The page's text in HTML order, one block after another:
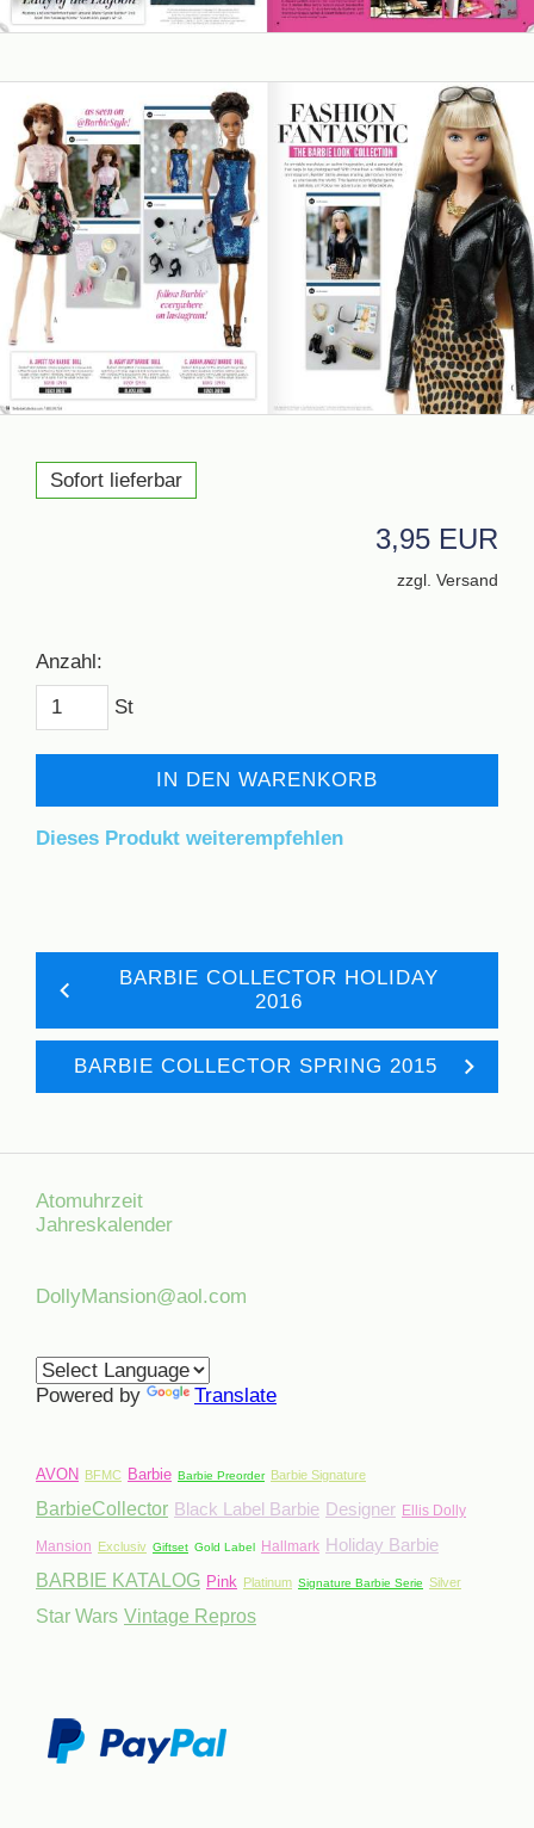
Sofort lieferbar
3,95 EUR
zzgl. Versand
Anzahl:
St
IN DEN WARENKORB
Dieses Produkt weiterempfehlen
BARBIE COLLECTOR HOLIDAY
2016
BARBIE COLLECTOR SPRING 2015
Atomuhrzeit
Jahreskalender
DollyMansion@aol.com
Powered by Translate
AVON BFMC Barbie Barbie Preorder Barbie Signature
BarbieCollector Black Label Barbie Designer Ellis Dolly
Mansion Exclusiv Giftset Gold Label Hallmark Holiday Barbie
BARBIE KATALOG Pink Platinum Signature Barbie Serie Silver
Star Wars Vintage Repros